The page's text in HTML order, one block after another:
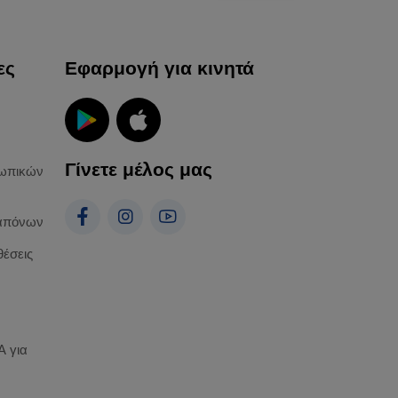
για
Εφαρμογή για κινητά
Γίνετε μέλος μας